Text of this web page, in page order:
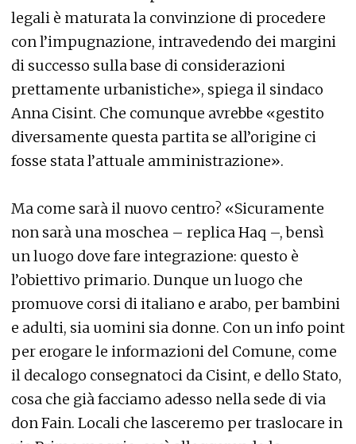
legali è maturata la convinzione di procedere
con l’impugnazione, intravedendo dei margini
di successo sulla base di considerazioni
prettamente urbanistiche», spiega il sindaco
Anna Cisint. Che comunque avrebbe «gestito
diversamente questa partita se all’origine ci
fosse stata l’attuale amministrazione».
Ma come sarà il nuovo centro? «Sicuramente
non sarà una moschea – replica Haq –, bensì
un luogo dove fare integrazione: questo è
l’obiettivo primario. Dunque un luogo che
promuove corsi di italiano e arabo, per bambini
e adulti, sia uomini sia donne. Con un info point
per erogare le informazioni del Comune, come
il decalogo consegnatoci da Cisint, e dello Stato,
cosa che già facciamo adesso nella sede di via
don Fain. Locali che lasceremo per traslocare in